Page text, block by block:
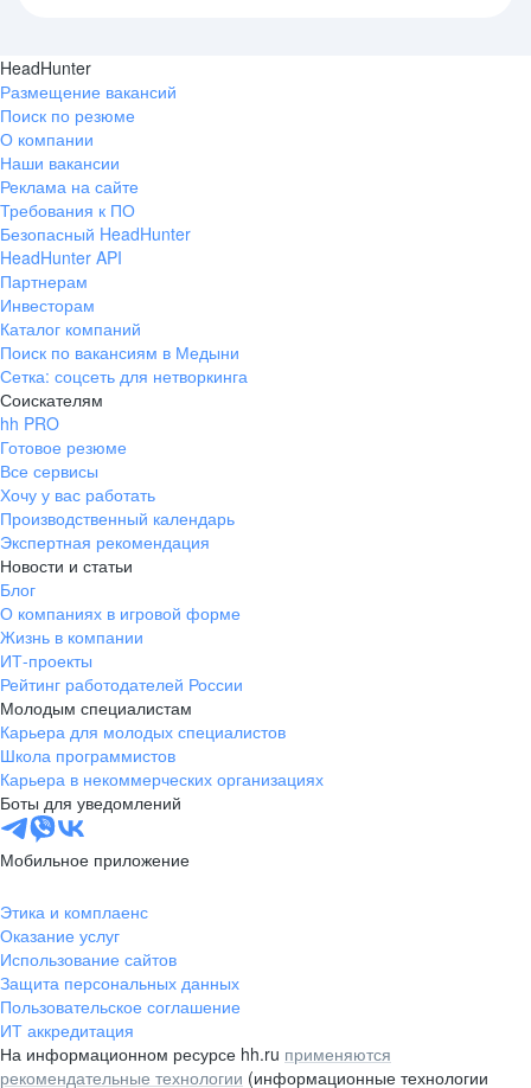
HeadHunter
Размещение вакансий
Поиск по резюме
О компании
Наши вакансии
Реклама на сайте
Требования к ПО
Безопасный HeadHunter
HeadHunter API
Партнерам
Инвесторам
Каталог компаний
Поиск по вакансиям в Медыни
Сетка: соцсеть для нетворкинга
Соискателям
hh PRO
Готовое резюме
Все сервисы
Хочу у вас работать
Производственный календарь
Экспертная рекомендация
Новости и статьи
Блог
О компаниях в игровой форме
Жизнь в компании
ИТ-проекты
Рейтинг работодателей России
Молодым специалистам
Карьера для молодых специалистов
Школа программистов
Карьера в некоммерческих организациях
Боты для уведомлений
Мобильное приложение
Этика и комплаенс
Оказание услуг
Использование сайтов
Защита персональных данных
Пользовательское соглашение
ИТ аккредитация
На информационном ресурсе hh.ru применяются
рекомендательные технологии (информационные технологии